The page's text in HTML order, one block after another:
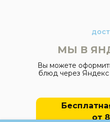
МЫ В
Вы можете
блюд через
от